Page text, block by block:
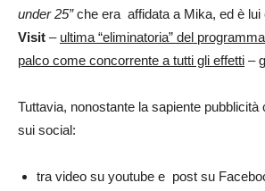
under 25”che era affidata a Mika, ed è lui
Visit – ultima “eliminatoria” del
palco come concorrente a tutti gli effetti –
Tuttavia, nonostante la sapiente
sui social:
tra video su youtube e post su